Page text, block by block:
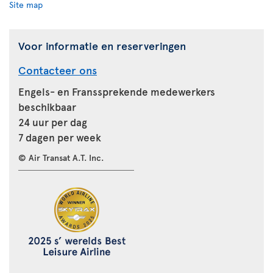
Site map
Voor informatie en reserveringen
Contacteer ons
Engels- en Franssprekende medewerkers
beschikbaar
24 uur per dag
7 dagen per week
© Air Transat A.T. Inc.